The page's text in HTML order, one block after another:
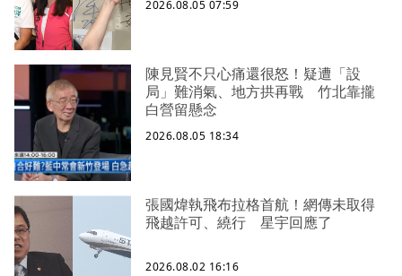
2026.08.05 07:59
陳見賢不只心痛還很怒！疑遭「設
局」難消氣、地方拱再戰 竹北靠攏
白營留懸念
2026.08.05 18:34
張國煒執飛布拉格首航！網傳未取得
飛越許可、繞行 星宇回應了
2026.08.02 16:16